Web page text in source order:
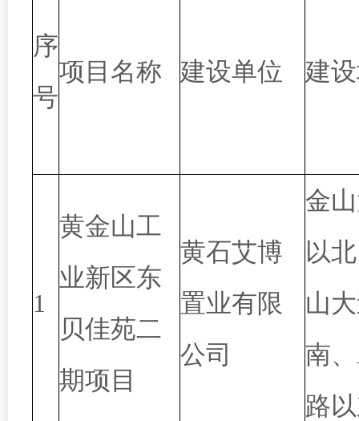
序
号
项目名称 建设单位 建
1
黄金山工
业新区东
贝佳苑二
期项目
黄石艾博
置业有限
公司
金
以
山
南
路